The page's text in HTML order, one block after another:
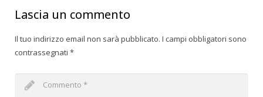
Lascia un commento
Il tuo indirizzo email non sarà pubblicato. I campi obbligatori sono
contrassegnati *